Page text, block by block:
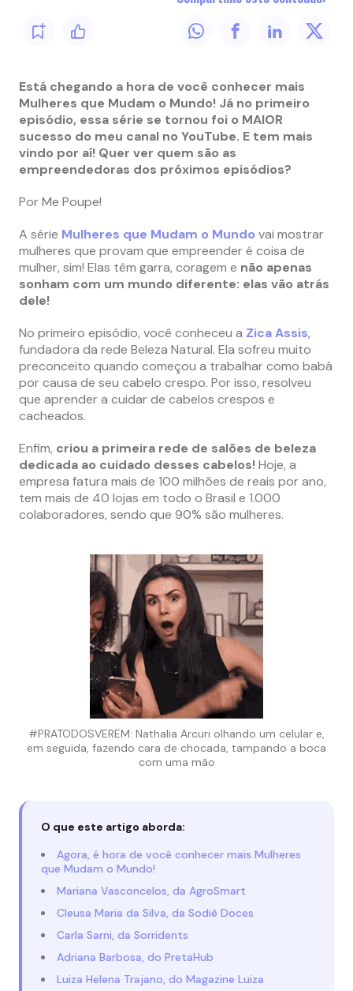
Está chegando a hora de você conhecer mais
Mulheres que Mudam o Mundo! Já no primeiro
episódio, essa série se tornou foi o MAIOR
sucesso do meu canal no YouTube. E tem mais
vindo por aí! Quer ver quem são as
empreendedoras dos próximos episódios?
Por Me Poupe!
A série Mulheres que Mudam o Mundo vai mostrar
mulheres que provam que empreender é coisa de
mulher, sim! Elas têm garra, coragem e não apenas
sonham com um mundo diferente: elas vão atrás
dele!
No primeiro episódio, você conheceu a Zica Assis,
fundadora da rede Beleza Natural. Ela sofreu muito
preconceito quando começou a trabalhar como babá
por causa de seu cabelo crespo. Por isso, resolveu
que aprender a cuidar de cabelos crespos e
cacheados.
Enfim, criou a primeira rede de salões de beleza
dedicada ao cuidado desses cabelos!Hoje, a
empresa fatura mais de 100 milhões de reais por ano,
tem mais de 40 lojas em todo o Brasil e 1.000
colaboradores, sendo que 90% são mulheres.
#PRATODOSVEREM: Nathalia Arcuri olhando um celular e,
em seguida, fazendo cara de chocada, tampando a boca
com uma mão
O que este artigo aborda:
Agora, é hora de você conhecer mais Mulheres
que Mudam o Mundo!
Mariana Vasconcelos, da AgroSmart
Cleusa Maria da Silva, da Sodiê Doces
Carla Sarni, da Sorridents
Adriana Barbosa, do PretaHub
Luiza Helena Trajano, do Magazine Luiza